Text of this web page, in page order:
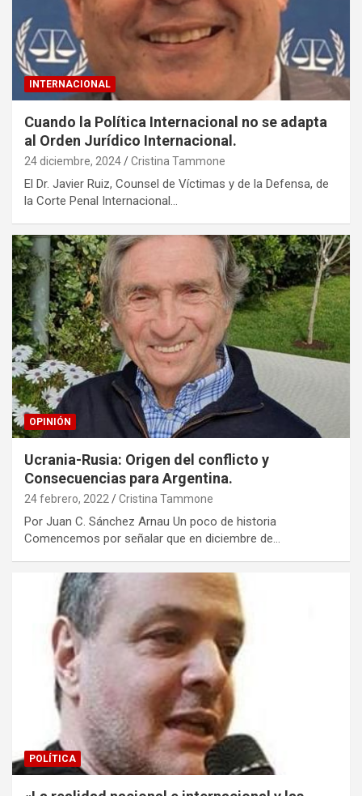
INTERNACIONAL
Cuando la Política Internacional no se adapta
al Orden Jurídico Internacional.
24 diciembre, 2024 Cristina Tammone
El Dr. Javier Ruiz, Counsel de Víctimas y de la Defensa, de
la Corte Penal Internacional…
OPINIÓN
Ucrania-Rusia: Origen del conflicto y
Consecuencias para Argentina.
24 febrero, 2022 Cristina Tammone
Por Juan C. Sánchez Arnau Un poco de historia
Comencemos por señalar que en diciembre de…
POLÍTICA